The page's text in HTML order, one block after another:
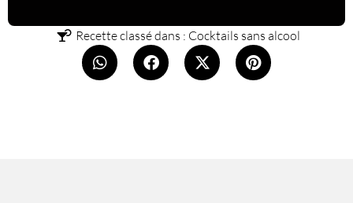
Recette classé dans : Cocktails sans alcool